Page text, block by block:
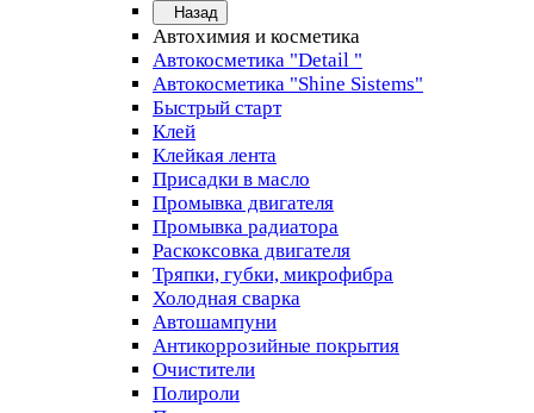
Назад
Автохимия и косметика
Автокосметика "Detail "
Автокосметика "Shine Sistems"
Быстрый старт
Клей
Клейкая лента
Присадки в масло
Промывка двигателя
Промывка радиатора
Раскоксовка двигателя
Тряпки, губки, микрофибра
Холодная сварка
Автошампуни
Антикоррозийные покрытия
Очистители
Полироли